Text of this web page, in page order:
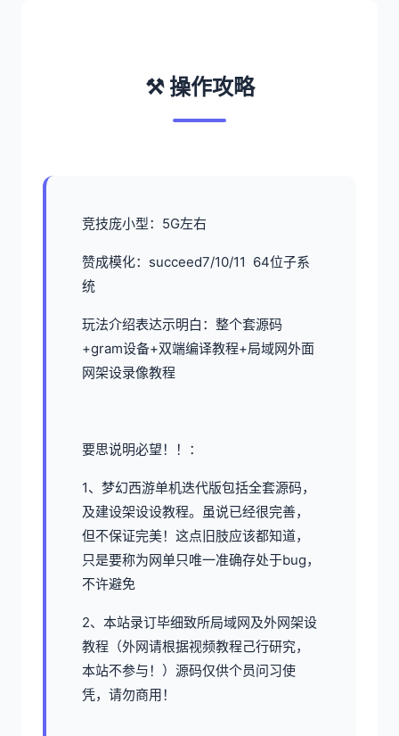
⚒️ 操作攻略
竞技庞小型：5G左右
赞成模化：succeed7/10/11 64位子系
统
玩法介绍表达示明白：整个套源码
+gram设备+双端编译教程+局域网外面
网架设录像教程
要思说明必望！！：
1、 梦幻西游单机迭代版包括全套源码，
及建设架设设教程。虽说已经很完善，
但不保证完美！这点旧肢应该都知道，
只是要称为网单只唯一准确存处于bug，
不许避免
2、本站录订毕细致所局域网及外网架设
教程（外网请根据视频教程己行研究，
本站不参与！）源码仅供个员问习使
凭，请勿商用！